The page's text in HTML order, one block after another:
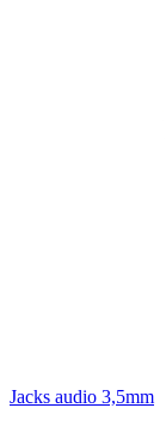
Jacks audio 3,5mm